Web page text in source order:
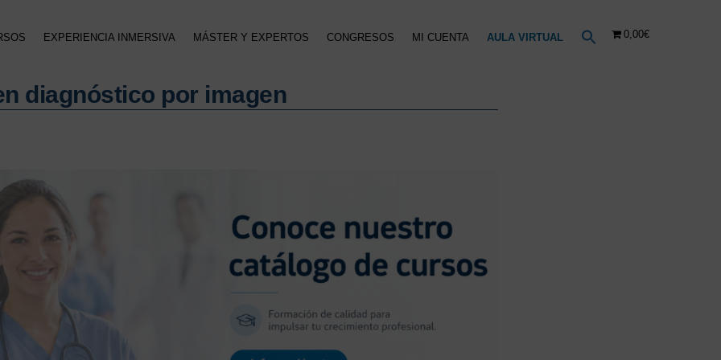
EXPERIENCIA INMERSIVA MÁSTER Y EXPERTOS CONGRESOS MI CUENTA AULA VIRTUAL 0,00€
diagnóstico por imagen